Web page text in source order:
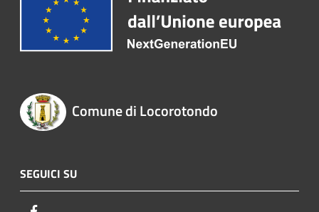
Comune di Locorotondo
SEGUICI SU